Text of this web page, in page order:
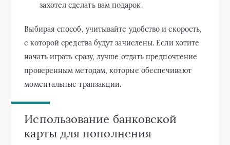
захотел сделать вам подарок.
Выбирая способ, учитывайте удобство и скорость,
с которой средства будут зачислены. Если хотите
начать играть сразу, лучше отдать предпочтение
проверенным методам, которые обеспечивают
моментальные транзакции.
Использование банковской
карты для пополнения